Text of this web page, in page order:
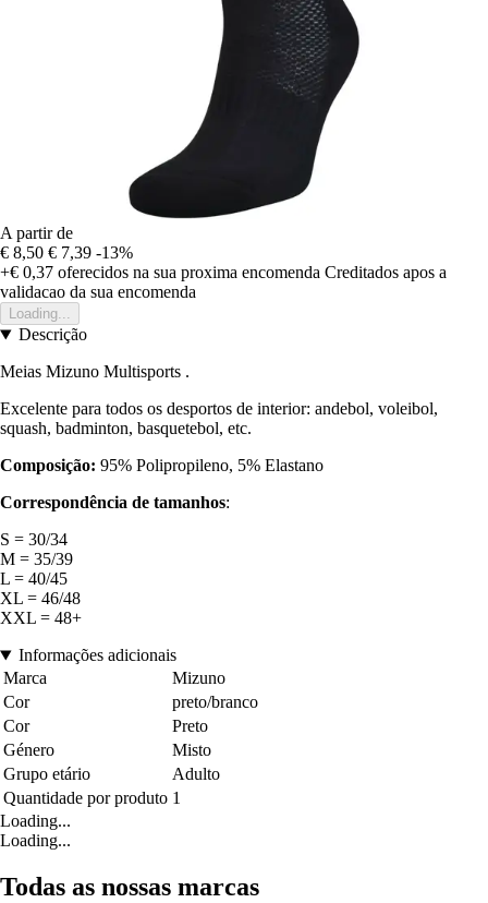
A partir de
€ 8,50 € 7,39 -13%
+€ 0,37 oferecidos na sua proxima encomenda Creditados apos a
validacao da sua encomenda
Loading...
Descrição
Meias Mizuno Multisports .
Excelente para todos os desportos de interior: andebol, voleibol,
squash, badminton, basquetebol, etc.
Composição: 95% Polipropileno, 5% Elastano
Correspondência de tamanhos:
S = 30/34
M = 35/39
L = 40/45
XL = 46/48
XXL = 48+
Informações adicionais
Marca
Mizuno
Cor
preto/branco
Cor
Preto
Género
Misto
Grupo etário
Adulto
Quantidade por produto 1
Loading...
Loading...
Todas as nossas marcas